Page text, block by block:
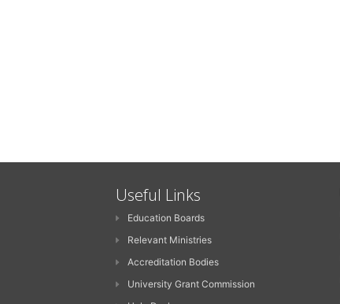
Useful Links
Education Boards
Relevant Ministries
Accreditation Bodies
University Grant Commission